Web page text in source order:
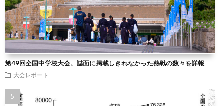
第49回全国中学校大会、誌面に掲載しきれなかった熱戦の数々を詳報
大会レポート